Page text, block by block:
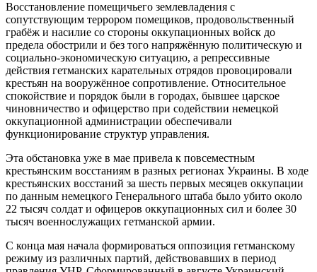
Восстановление помещичьего землевладения с
сопутствующим террором помещиков, продовольственный
грабёж и насилие со стороны оккупационных войск до
предела обострили и без того напряжённую политическую и
социально-экономическую ситуацию, а репрессивные
действия гетманских карательных отрядов провоцировали
крестьян на вооружённое сопротивление. Относительное
спокойствие и порядок были в городах, бывшее царское
чиновничество и офицерство при содействии немецкой
оккупационной администрации обеспечивали
функционирование структур управления.
Эта обстановка уже в мае привела к повсеместным
крестьянским восстаниям в разных регионах Украины. В ходе
крестьянских восстаний за шесть первых месяцев оккупации
по данным немецкого Генерального штаба было убито около
22 тысяч солдат и офицеров оккупационных сил и более 30
тысяч военнослужащих гетманской армии.
С конца мая начала формироваться оппозиция гетманскому
режиму из различных партий, действовавших в период